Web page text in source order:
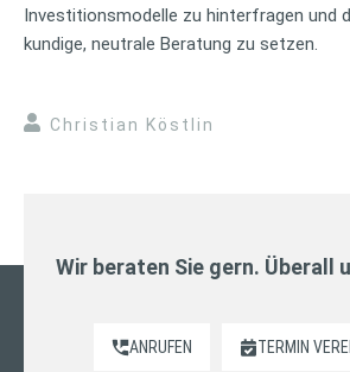
Investitionsmodelle zu hinterfragen und
kundige, neutrale Beratung zu setzen.
Christian Köstlin
Wir beraten Sie gern. Überall
ANRUFEN TERMIN